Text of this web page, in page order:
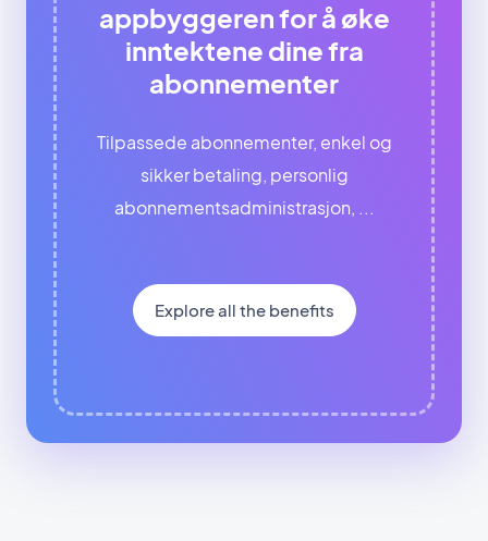
appbyggeren for å øke
inntektene dine fra
abonnementer
Tilpassede abonnementer, enkel og
sikker betaling, personlig
abonnementsadministrasjon, ...
Explore all the benefits